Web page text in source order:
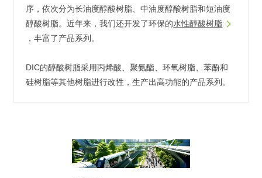
序，依次分为长油度醇酸树脂、中油度醇酸树脂和短油度
醇酸树脂。近年来，我们还开发了环保的水性醇酸树脂
，丰富了产品系列。
DIC的醇酸树脂采用丙烯酸、聚氨酯、环氧树脂、苯酚和
硅树脂等其他树脂进行改性，生产出高功能的产品系列。